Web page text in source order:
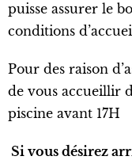
puisse assurer le
conditions
Pour des raison
de vous accueillir
piscine avant 17H
Si vous désirez